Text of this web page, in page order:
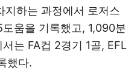
지하는 과정에서 로저스
움을 기록했고, 1,090분
는 FA컵 2경기 1골, EFL
했다.